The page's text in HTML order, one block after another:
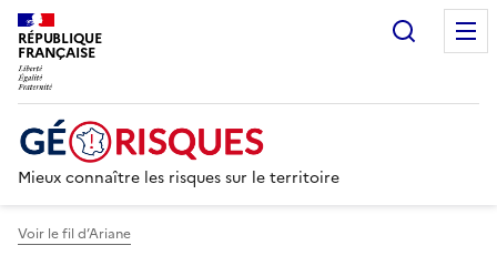
RÉPUBLIQUE
FRANÇAISE
Mieux connaître les risques sur le territoire
Voir le fil d’Ariane